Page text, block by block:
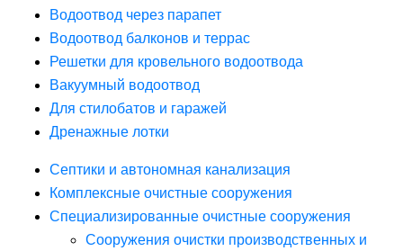
Водоотвод через парапет
Водоотвод балконов и террас
Решетки для кровельного водоотвода
Вакуумный водоотвод
Для стилобатов и гаражей
Дренажные лотки
Септики и автономная канализация
Комплексные очистные сооружения
Специализированные очистные сооружения
Сооружения очистки производственных и